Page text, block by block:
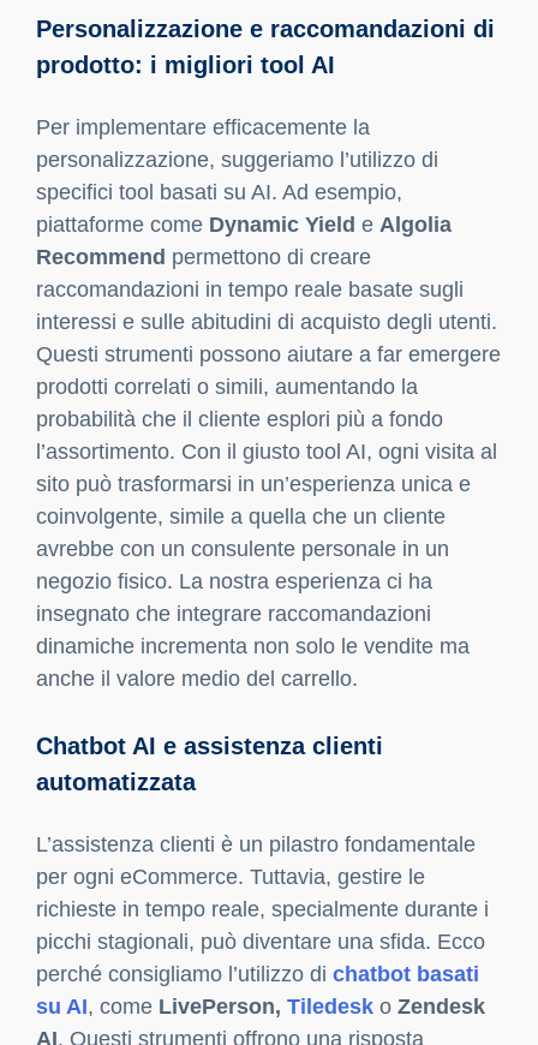
La domanda da porsi non è più se
potenziare il proprio shop online e
Come l’intelligenza artificiale migliora
l’esperienza dell’utente
Una delle prime aree in cui l’AI può fare la
differenza è nell’esperienza utente. Grazie a
tecnologie avanzate di machine learning, gli
algoritmi possono riconoscere pattern
comportamentali e adattare l’interfaccia del sito
per ciascun utente, ottimizzando ogni passaggio
della navigazione. Dai prodotti consigliati alle
offerte personalizzate, l’AI può trasformare uno
shop online in un’esperienza su misura. La
personalizzazione è diventata uno dei principali
fattori che influenzano le decisioni d’acquisto: un
cliente che si sente compreso e apprezzato avrà
molte più probabilità di tornare e completare più
un’esperienza d’acquisto fluida e intuitiva è
conversione e fidelizzare i clienti.
Personalizzazione e raccomandazioni di
prodotto: i migliori tool AI
Per implementare efficacemente la
personalizzazione, suggeriamo l’utilizzo di
specifici tool basati su AI. Ad esempio,